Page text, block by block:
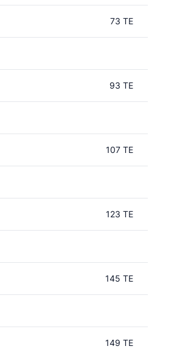
73 TE
93 TE
107 TE
123 TE
145 TE
149 TE